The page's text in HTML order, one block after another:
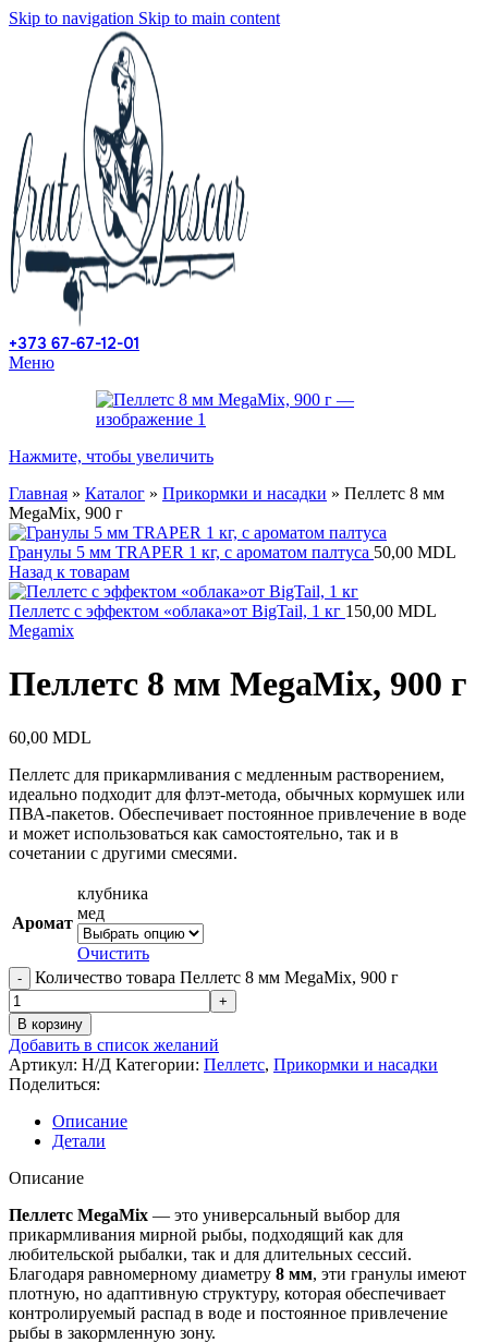
Skip to navigation Skip to main content
+373 67-67-12-01
Меню
Нажмите, чтобы увеличить
Главная » Каталог » Прикормки и насадки » Пеллетс 8 мм
MegaMix, 900 г
Гранулы 5 мм TRAPER 1 кг, с ароматом палтуса 50,00 MDL
Назад к товарам
Пеллетс с эффектом «облака»от BigTail, 1 кг 150,00 MDL
Megamix
Пеллетс 8 мм MegaMix, 900 г
60,00 MDL
Пеллетс для прикармливания с медленным растворением,
идеально подходит для флэт-метода, обычных кормушек или
ПВА-пакетов. Обеспечивает постоянное привлечение в воде
и может использоваться как самостоятельно, так и в
сочетании с другими смесями.
Аромат
клубника
мед
Очистить
Количество товара Пеллетс 8 мм MegaMix, 900 г
В корзину
Добавить в список желаний
Артикул: Н/Д Категории: Пеллетс, Прикормки и насадки
Поделиться:
Описание
Детали
Описание
Пеллетс MegaMix — это универсальный выбор для
прикармливания мирной рыбы, подходящий как для
любительской рыбалки, так и для длительных сессий.
Благодаря равномерному диаметру 8 мм, эти гранулы имеют
плотную, но адаптивную структуру, которая обеспечивает
контролируемый распад в воде и постоянное привлечение
рыбы в закормленную зону.